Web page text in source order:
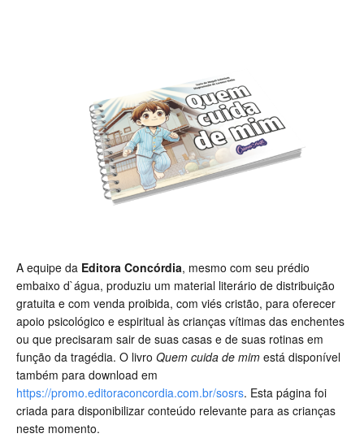
A equipe da Editora Concórdia, mesmo com seu prédio
embaixo d`água, produziu um material literário de distribuição
gratuita e com venda proibida, com viés cristão, para oferecer
apoio psicológico e espiritual às crianças vítimas das enchentes
ou que precisaram sair de suas casas e de suas rotinas em
função da tragédia. O livro Quem cuida de mim está disponível
também para download em
https://promo.editoraconcordia.com.br/sosrs. Esta página foi
criada para disponibilizar conteúdo relevante para as crianças
neste momento.